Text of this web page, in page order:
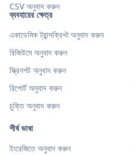
ব্যবহারের ক্ষেত্র
একাডেমিক ট্রান্সক্রিপ্ট অনুবাদ করুন
রিজিউমে অনুবাদ করুন
স্ক্রিনশট অনুবাদ করুন
রিপোর্ট অনুবাদ করুন
চুক্তি অনুবাদ করুন
শীর্ষ ভাষা
ইংরেজিতে অনুবাদ করুন
CSV অনুবাদ করুন